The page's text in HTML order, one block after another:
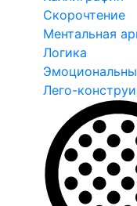
Скорочтение
Ментальная
Логика
Лего-